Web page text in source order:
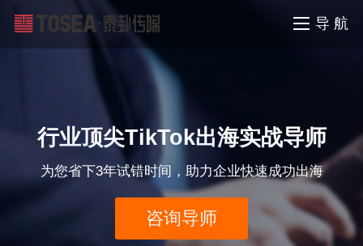
导 航
行业顶尖TikTok出海实战导师
为您省下3年试错时间，助力企业快速成功出海
咨询导师